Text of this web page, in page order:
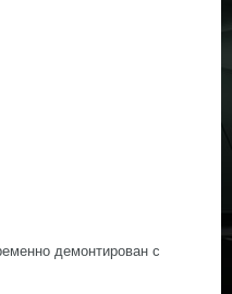
демонтирован с